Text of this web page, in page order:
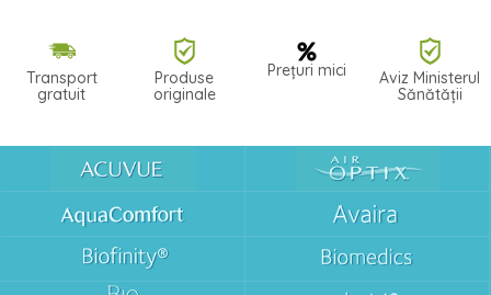
Transport
gratuit
Produse
originale
Prețuri mici
Aviz Ministerul
Sănătății